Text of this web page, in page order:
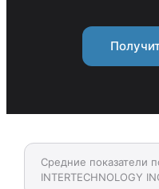
Средние показатели
INTERTECHNOLOGY